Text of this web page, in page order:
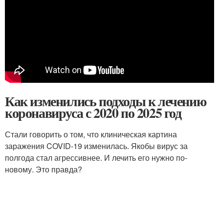
Как изменились подходы к лечению
коронавируса с 2020 по 2025 год
Стали говорить о том, что клиническая картина
заражения COVID-19 изменилась. Якобы вирус за
полгода стал агрессивнее. И лечить его нужно по-
новому. Это правда?